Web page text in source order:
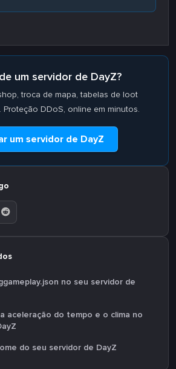
um servidor de DayZ?
troca de mapa, tabelas de loot
Proteção DDoS, online em minutos.
um servidor de DayZ
no seu servidor de
aceleração do tempo e o clima no
do seu servidor de DayZ